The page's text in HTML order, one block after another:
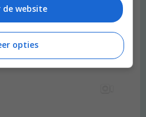
de website
opties